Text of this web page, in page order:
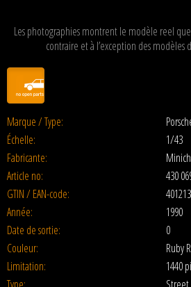
Les photographies montrent le modèle reel
contraire et à l’exception des
Marque / Type:
Échelle:
1/43
Fabricante:
Article no:
430
GTIN / EAN-code:
Année:
1990
Date de sortie:
0
Couleur:
Ruby
Limitation:
1440